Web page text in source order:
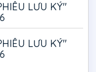
LƯU KÝ"
LƯU KÝ"